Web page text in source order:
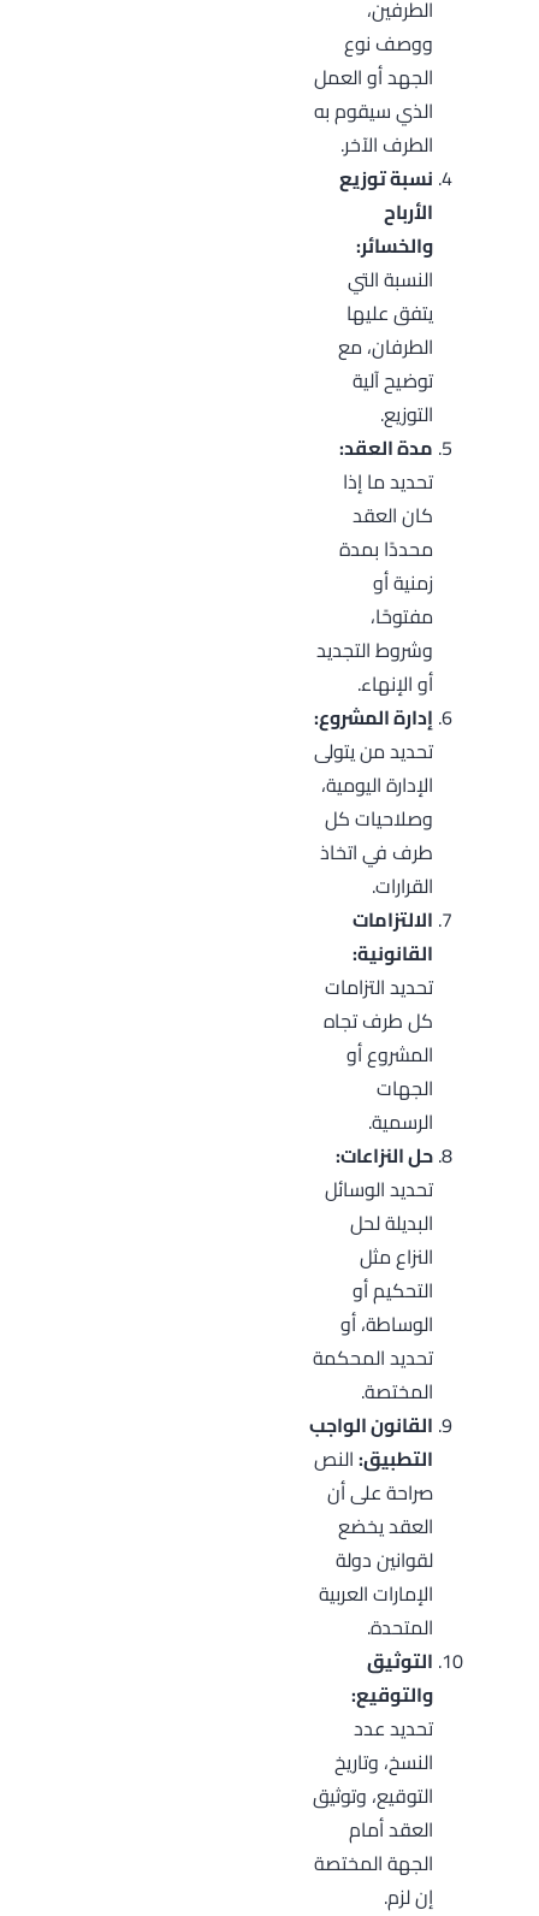
الطرفين،
ووصف نوع
الجهد أو العمل
الذي سيقوم به
الطرف الآخر.
نسبة توزيع
الأرباح
والخسائر:
النسبة التي
يتفق عليها
الطرفان، مع
توضيح آلية
التوزيع.
مدة العقد:
تحديد ما إذا
كان العقد
محددًا بمدة
زمنية أو
مفتوحًا،
وشروط التجديد
أو الإنهاء.
إدارة المشروع:
تحديد من يتولى
الإدارة اليومية،
وصلاحيات كل
طرف في اتخاذ
القرارات.
الالتزامات
القانونية:
تحديد التزامات
كل طرف تجاه
المشروع أو
الجهات
الرسمية.
حل النزاعات:
تحديد الوسائل
البديلة لحل
النزاع مثل
التحكيم أو
الوساطة، أو
تحديد المحكمة
المختصة.
القانون الواجب
التطبيق:النص
صراحة على أن
العقد يخضع
لقوانين دولة
الإمارات العربية
المتحدة.
التوثيق
والتوقيع:
تحديد عدد
النسخ، وتاريخ
التوقيع، وتوثيق
العقد أمام
الجهة المختصة
إن لزم.